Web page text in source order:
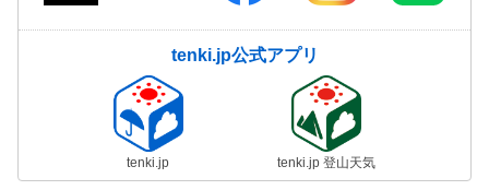
tenki.jp公式アプリ
tenki.jp tenki.jp 登山天気